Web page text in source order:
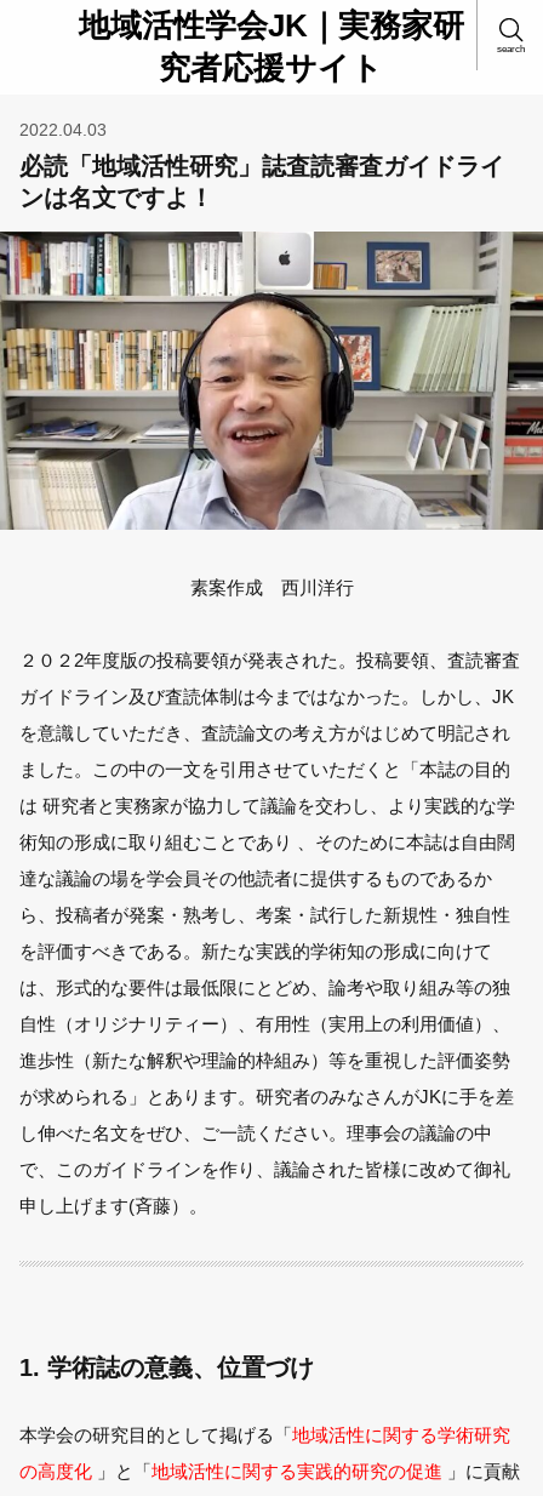
地域活性学会JK｜実務家研
究者応援サイト
search
2022.04.03
必読「地域活性研究」誌査読審査ガイドライ
ンは名文ですよ！
素案作成 西川洋行
２０２2年度版の投稿要領が発表された。投稿要領、査読審査
ガイドライン及び査読体制は今まではなかった。しかし、JK
を意識していただき、査読論文の考え方がはじめて明記され
ました。この中の一文を引用させていただくと「本誌の目的
は 研究者と実務家が協力して議論を交わし、より実践的な学
術知の形成に取り組むことであり 、そのために本誌は自由闊
達な議論の場を学会員その他読者に提供するものであるか
ら、投稿者が発案・熟考し、考案・試行した新規性・独自性
を評価すべきである。新たな実践的学術知の形成に向けて
は、形式的な要件は最低限にとどめ、論考や取り組み等の独
自性（オリジナリティー）、有用性（実用上の利用価値）、
進歩性（新たな解釈や理論的枠組み）等を重視した評価姿勢
が求められる」とあります。研究者のみなさんがJKに手を差
し伸べた名文をぜひ、ご一読ください。理事会の議論の中
で、このガイドラインを作り、議論された皆様に改めて御礼
申し上げます(斉藤）。
1. 学術誌の意義、位置づけ
本学会の研究目的として掲げる「地域活性に関する学術研究
の高度化 」と「地域活性に関する実践的研究の促進 」に貢献